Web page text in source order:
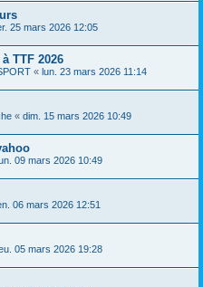
25 mars 2026 12:05
TTF 2026
« lun. 23 mars 2026 11:14
« dim. 15 mars 2026 10:49
09 mars 2026 10:49
06 mars 2026 12:51
05 mars 2026 19:28